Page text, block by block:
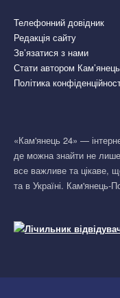
Телефонний довідник
Редакція сайту
Зв’язатися з нами
Стати автором
Політика
«Кам'янець 24» —
де можна знайти не
все важливе та цікаве,
та в Україні. Кам'янець-